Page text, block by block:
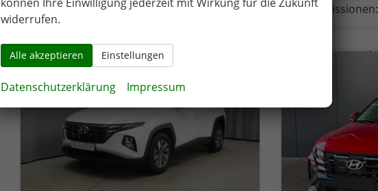
CO -Emissionen:136,00 g/km
CO -Emissionen:
widerrufen.
Alle akzeptieren Einstellungen
Datenschutzerklärung Impressum